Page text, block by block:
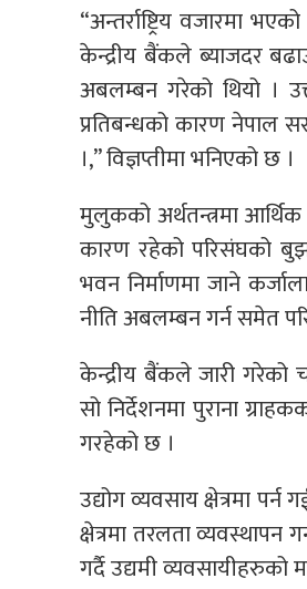
“अन्तर्राष्ट्रिय वजारमा
केन्द्रीय बैंकले ब्याजदर
अबलम्बन गरेको थियो ।
प्रतिबन्धको कारण नेपाल
।,” विज्ञप्तीमा भनिएको छ ।
मुलुकको अर्थतन्त्रमा
कारण रहेको परिसंघको
भवन निर्माणमा जाने
नीति अबलम्बन गर्न समेत
केन्द्रीय बैंकले जारी गरेको
सो निर्देशनमा पुराना
गरहेको छ ।
उद्योग व्यवसाय क्षेत्रमा पर्न
क्षेत्रमा तरलता व्यवस्थापन
गर्दै उद्यमी